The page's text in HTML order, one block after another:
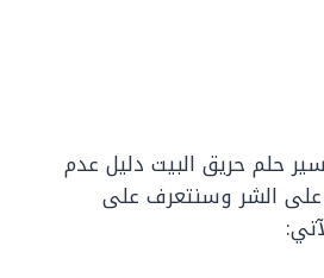
حلم حريق البيت دليل عدم
على الشر وسنتعرف على